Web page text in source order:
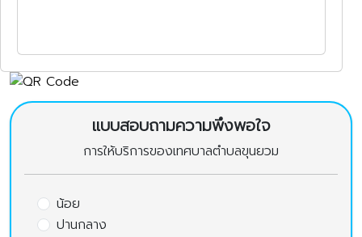
แบบสอบถามความพึงพอใจ
การให้บริการของเทศบาลตำบลขุนยวม
น้อย
ปานกลาง